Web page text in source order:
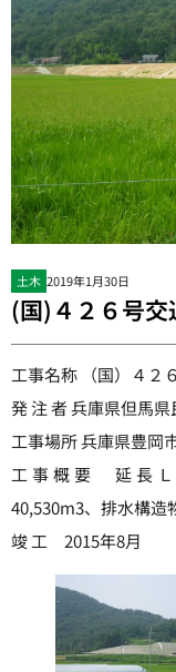
土木 2019年1月30日
(国)４２６号
工事名称 （国）４２
発 注 者 兵庫県但馬
工事場所 兵庫県豊岡
工事概要 延長Ｌ
40,530m3、排水構造
竣 工 2015年8月